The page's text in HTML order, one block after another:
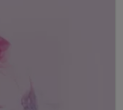
balconi